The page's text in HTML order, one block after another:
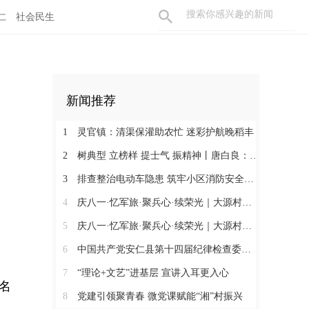
社会民生
新闻推荐
1 灵官镇：清渠保灌助农忙 迷彩护航晚稻丰
2 树典型 立榜样 提士气 振精神丨唐白良：三十载丹心映党徽 一腔热血暖万家
3 排查整治电动车隐患 筑牢小区消防安全防线
4 庆八一·忆军旅·聚兵心·续荣光｜大源村退役军人共话初心
5 庆八一·忆军旅·聚兵心·续荣光｜大源村退役军人共话初心
6 中国共产党安仁县第十四届纪律检查委员会召开第一次全体会议
7 “理论+文艺”进基层 宣讲入耳更入心
8 党建引领聚青春 微党课赋能“湘”村振兴